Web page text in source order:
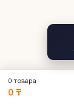
0 товара
0 ₸